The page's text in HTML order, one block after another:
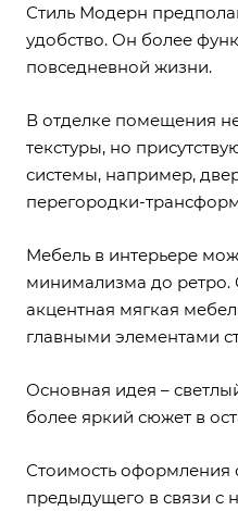
Стиль Модерн
удобство. Он более
повседневной жизни.
В отделке помещения
текстуры, но
системы, например,
перегородки-
Мебель в интерьере
минимализма до ретро.
акцентная мягкая
главными элементами
Основная идея –
более яркий сюжет в
Стоимость оформления
предыдущего в связи с